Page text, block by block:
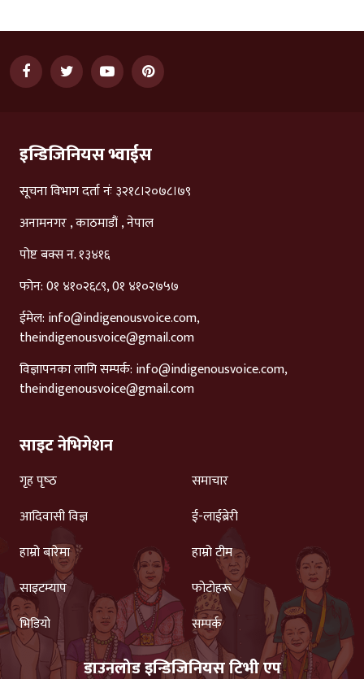
इन्डिजिनियस भ्वाईस
सूचना विभाग दर्ता नंः ३२१८।२०७८।७९
अनामनगर , काठमाडौं , नेपाल
पोष्ट बक्स न. १३४१६
फोन: 0१ ४१०२६८९, 0१ ४१०२७५७
ईमेल: info@indigenousvoice.com,
theindigenousvoice@gmail.com
विज्ञापनका लागि सम्पर्क: info@indigenousvoice.com,
theindigenousvoice@gmail.com
साइट नेभिगेशन
गृह पृष्‍ठ
समाचार
आदिवासी विज्ञ
ई-लाईब्रेरी
हाम्रो बारेमा
हाम्रो टीम
साइटम्याप
फोटोहरू
भिडियो
सम्पर्क
डाउनलोड इन्डिजिनियस टिभी एप